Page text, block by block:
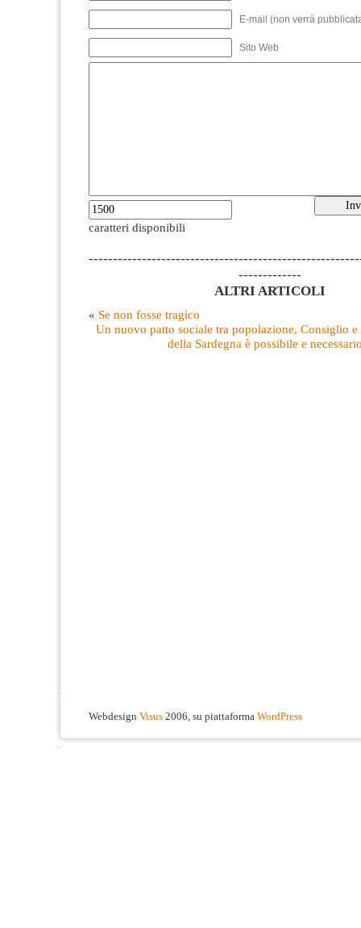
E-mail (non verrà
Sito Web
caratteri disponibili
-------------
ALTRI ARTICOLI
« Se non fosse tragico
Un nuovo patto sociale tra popolazione, Consiglio
della Sardegna è possibile e
Webdesign Visus 2006, su piattaforma WordPress